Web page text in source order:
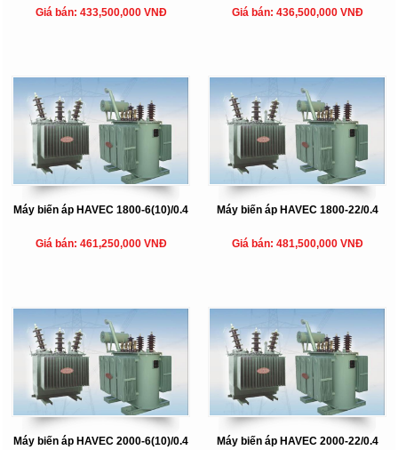
Giá bán: 433,500,000 VNĐ Giá bán: 436,500,000 VNĐ
Máy biến áp HAVEC 1800-6(10)/0.4
Giá bán: 461,250,000 VNĐ
Máy biến áp HAVEC 1800-22/0.4
Giá bán: 481,500,000 VNĐ
Máy biến áp HAVEC 2000-6(10)/0.4 Máy biến áp HAVEC 2000-22/0.4